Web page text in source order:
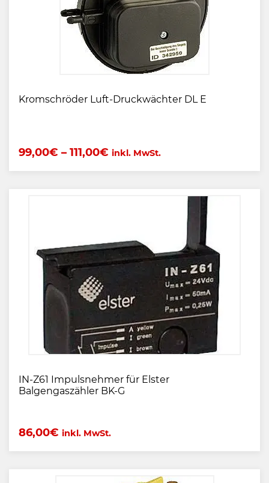
Kromschröder Luft-Druckwächter DL E
99,00€ – 111,00€ inkl. MwSt.
IN-Z61 Impulsnehmer für Elster
Balgengaszähler BK-G
86,00€ inkl. MwSt.